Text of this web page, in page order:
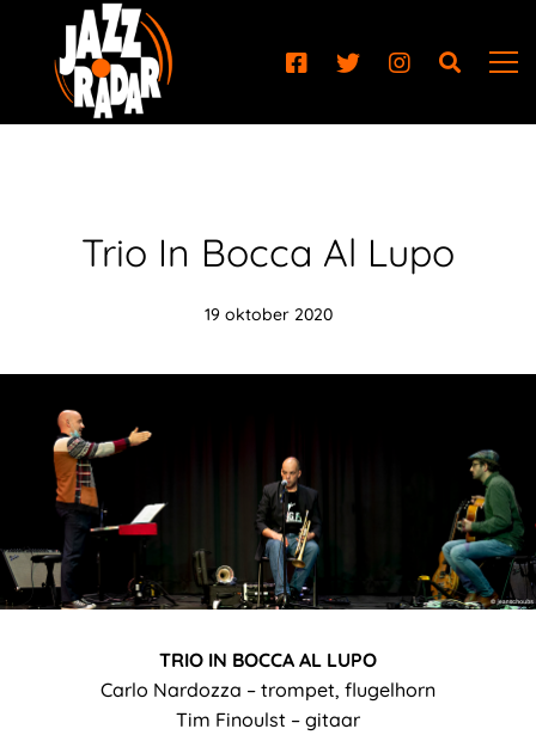
Trio In Bocca Al Lupo
19 oktober 2020
TRIO IN BOCCA AL LUPO
Carlo Nardozza – trompet, flugelhorn
Tim Finoulst – gitaar